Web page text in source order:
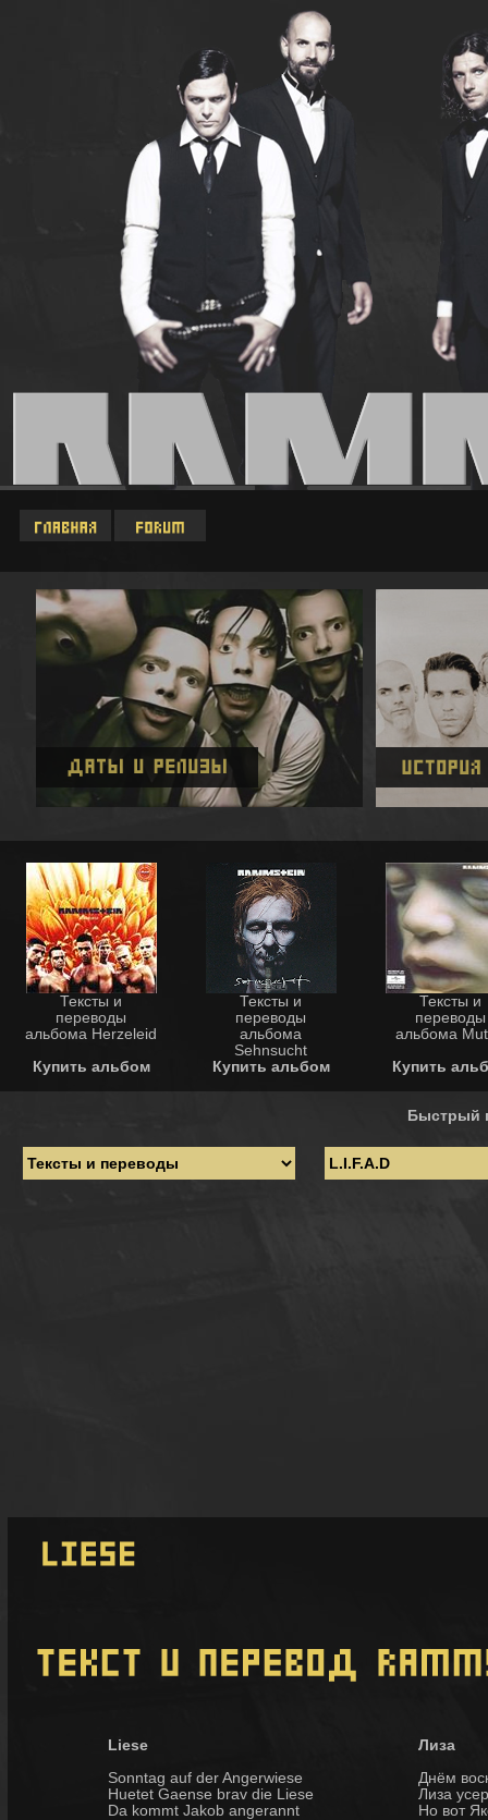
Тексты и
переводы
альбома Herzeleid
Купить альбом
Тексты и
переводы
альбома
Sehnsucht
Купить альбом
Тексты и
переводы
альбома
Купить
Быстрый
Liese
Sonntag auf der Angerwiese
Huetet Gaense brav die Liese
Da kommt Jakob angerannt
Лиза
Днём
Лиза
Но вот